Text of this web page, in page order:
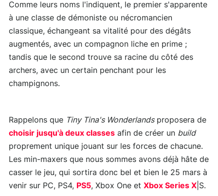
Comme leurs noms l'indiquent, le premier s'apparente
à une classe de démoniste ou nécromancien
classique, échangeant sa vitalité pour des dégâts
augmentés, avec un compagnon liche en prime ;
tandis que le second trouve sa racine du côté des
archers, avec un certain penchant pour les
champignons.
Rappelons que Tiny Tina's Wonderlandsproposera de
choisir jusqu'à deux classes afin de créer un build
proprement unique jouant sur les forces de chacune.
Les min-maxers que nous sommes avons déjà hâte de
casser le jeu, qui sortira donc bel et bien le 25 mars à
venir sur PC, PS4, PS5, Xbox One et Xbox Series X |S.